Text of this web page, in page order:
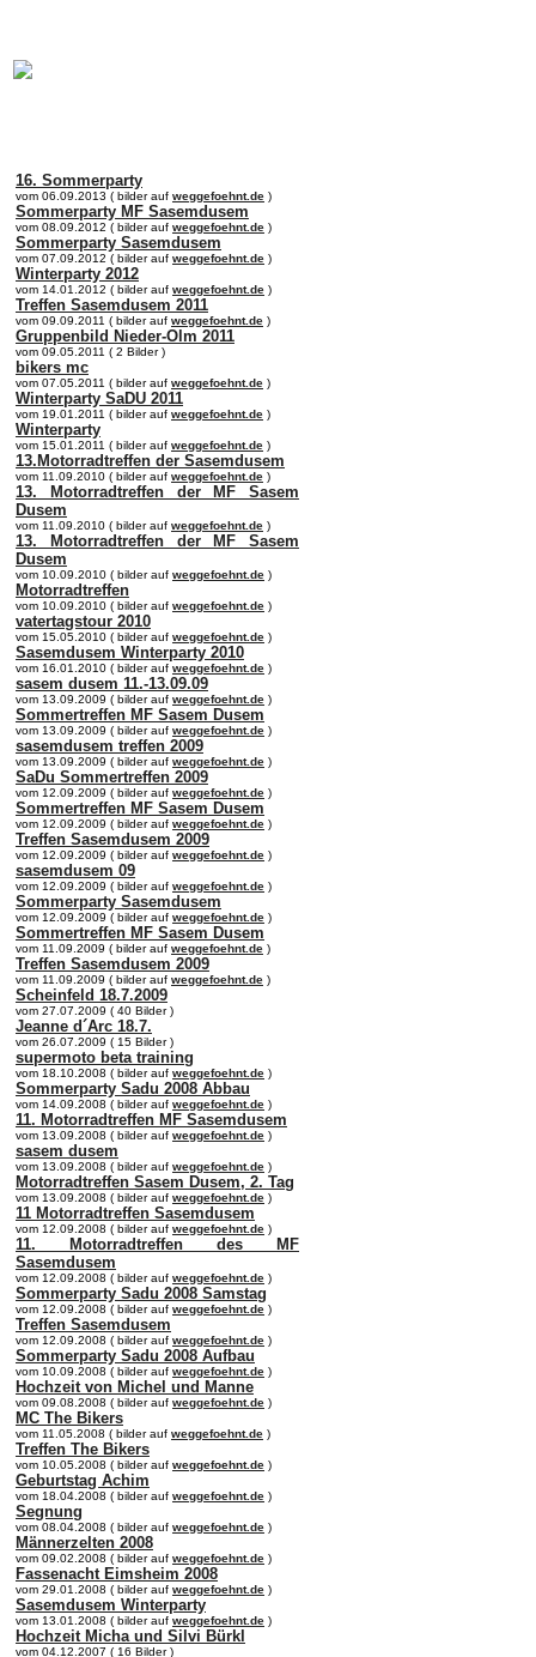
16. Sommerparty
vom 06.09.2013 ( bilder auf weggefoehnt.de )
Sommerparty MF Sasemdusem
vom 08.09.2012 ( bilder auf weggefoehnt.de )
Sommerparty Sasemdusem
vom 07.09.2012 ( bilder auf weggefoehnt.de )
Winterparty 2012
vom 14.01.2012 ( bilder auf weggefoehnt.de )
Treffen Sasemdusem 2011
vom 09.09.2011 ( bilder auf weggefoehnt.de )
Gruppenbild Nieder-Olm 2011
vom 09.05.2011 ( 2 Bilder )
bikers mc
vom 07.05.2011 ( bilder auf weggefoehnt.de )
Winterparty SaDU 2011
vom 19.01.2011 ( bilder auf weggefoehnt.de )
Winterparty
vom 15.01.2011 ( bilder auf weggefoehnt.de )
13.Motorradtreffen der Sasemdusem
vom 11.09.2010 ( bilder auf weggefoehnt.de )
13. Motorradtreffen der MF Sasem
Dusem
vom 11.09.2010 ( bilder auf weggefoehnt.de )
13. Motorradtreffen der MF Sasem
Dusem
vom 10.09.2010 ( bilder auf weggefoehnt.de )
Motorradtreffen
vom 10.09.2010 ( bilder auf weggefoehnt.de )
vatertagstour 2010
vom 15.05.2010 ( bilder auf weggefoehnt.de )
Sasemdusem Winterparty 2010
vom 16.01.2010 ( bilder auf weggefoehnt.de )
sasem dusem 11.-13.09.09
vom 13.09.2009 ( bilder auf weggefoehnt.de )
Sommertreffen MF Sasem Dusem
vom 13.09.2009 ( bilder auf weggefoehnt.de )
sasemdusem treffen 2009
vom 13.09.2009 ( bilder auf weggefoehnt.de )
SaDu Sommertreffen 2009
vom 12.09.2009 ( bilder auf weggefoehnt.de )
Sommertreffen MF Sasem Dusem
vom 12.09.2009 ( bilder auf weggefoehnt.de )
Treffen Sasemdusem 2009
vom 12.09.2009 ( bilder auf weggefoehnt.de )
sasemdusem 09
vom 12.09.2009 ( bilder auf weggefoehnt.de )
Sommerparty Sasemdusem
vom 12.09.2009 ( bilder auf weggefoehnt.de )
Sommertreffen MF Sasem Dusem
vom 11.09.2009 ( bilder auf weggefoehnt.de )
Treffen Sasemdusem 2009
vom 11.09.2009 ( bilder auf weggefoehnt.de )
Scheinfeld 18.7.2009
vom 27.07.2009 ( 40 Bilder )
Jeanne d´Arc 18.7.
vom 26.07.2009 ( 15 Bilder )
supermoto beta training
vom 18.10.2008 ( bilder auf weggefoehnt.de )
Sommerparty Sadu 2008 Abbau
vom 14.09.2008 ( bilder auf weggefoehnt.de )
11. Motorradtreffen MF Sasemdusem
vom 13.09.2008 ( bilder auf weggefoehnt.de )
sasem dusem
vom 13.09.2008 ( bilder auf weggefoehnt.de )
Motorradtreffen Sasem Dusem, 2. Tag
vom 13.09.2008 ( bilder auf weggefoehnt.de )
11 Motorradtreffen Sasemdusem
vom 12.09.2008 ( bilder auf weggefoehnt.de )
11. Motorradtreffen des MF
Sasemdusem
vom 12.09.2008 ( bilder auf weggefoehnt.de )
Sommerparty Sadu 2008 Samstag
vom 12.09.2008 ( bilder auf weggefoehnt.de )
Treffen Sasemdusem
vom 12.09.2008 ( bilder auf weggefoehnt.de )
Sommerparty Sadu 2008 Aufbau
vom 10.09.2008 ( bilder auf weggefoehnt.de )
Hochzeit von Michel und Manne
vom 09.08.2008 ( bilder auf weggefoehnt.de )
MC The Bikers
vom 11.05.2008 ( bilder auf weggefoehnt.de )
Treffen The Bikers
vom 10.05.2008 ( bilder auf weggefoehnt.de )
Geburtstag Achim
vom 18.04.2008 ( bilder auf weggefoehnt.de )
Segnung
vom 08.04.2008 ( bilder auf weggefoehnt.de )
Männerzelten 2008
vom 09.02.2008 ( bilder auf weggefoehnt.de )
Fassenacht Eimsheim 2008
vom 29.01.2008 ( bilder auf weggefoehnt.de )
Sasemdusem Winterparty
vom 13.01.2008 ( bilder auf weggefoehnt.de )
Hochzeit Micha und Silvi Bürkl
vom 04.12.2007 ( 16 Bilder )